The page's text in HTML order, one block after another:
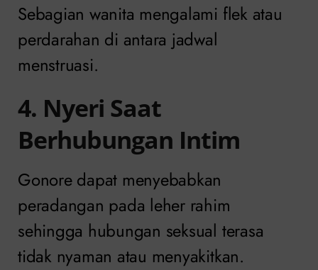
Sebagian wanita mengalami flek atau
perdarahan di antara jadwal
menstruasi.
4. Nyeri Saat
Berhubungan Intim
Gonore dapat menyebabkan
peradangan pada leher rahim
sehingga hubungan seksual terasa
tidak nyaman atau menyakitkan.